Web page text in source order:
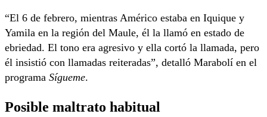
“El 6 de febrero, mientras Américo estaba en Iquique y
Yamila en la región del Maule, él la llamó en estado de
ebriedad. El tono era agresivo y ella cortó la llamada, pero
él insistió con llamadas reiteradas”, detalló Marabolí en el
programa Sígueme.
Posible maltrato habitual